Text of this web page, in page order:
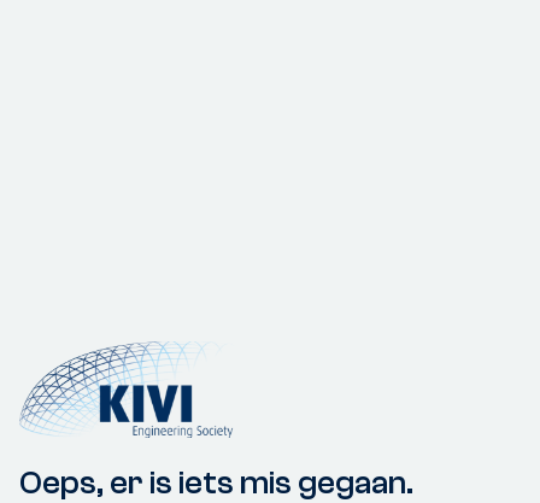
Oeps, er is iets mis gegaan.